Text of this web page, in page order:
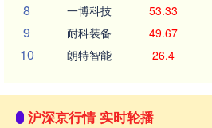
8 一博科技 53.33
9 耐科装备 49.67
10 朗特智能 26.4
沪深京行情 实时轮播